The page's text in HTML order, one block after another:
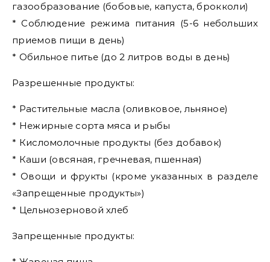
газообразование (бобовые, капуста, брокколи)
* Соблюдение режима питания (5-6 небольших
приемов пищи в день)
* Обильное питье (до 2 литров воды в день)
Разрешенные продукты:
* Растительные масла (оливковое, льняное)
* Нежирные сорта мяса и рыбы
* Кисломолочные продукты (без добавок)
* Каши (овсяная, гречневая, пшенная)
* Овощи и фрукты (кроме указанных в разделе
«Запрещенные продукты»)
* Цельнозерновой хлеб
Запрещенные продукты: